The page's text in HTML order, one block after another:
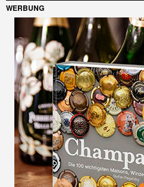
WERBUNG